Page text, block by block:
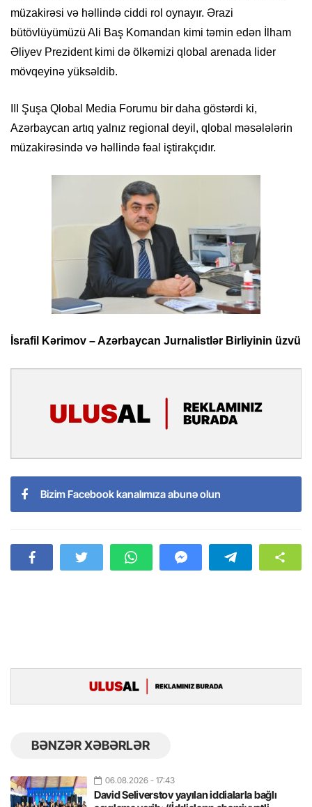
müzakirəsi və həllində ciddi rol oynayır. Ərazi
bütövlüyümüzü Ali Baş Komandan kimi təmin edən İlham
Əliyev Prezident kimi də ölkəmizi qlobal arenada lider
mövqeyinə yüksəldib.
III Şuşa Qlobal Media Forumu bir daha göstərdi ki,
Azərbaycan artıq yalnız regional deyil, qlobal məsələlərin
müzakirəsində və həllində fəal iştirakçıdır.
İsrafil Kərimov – Azərbaycan Jurnalistlər Birliyinin üzvü
Bizim Facebook kanalımıza abunə olun
BƏNZƏR XƏBƏRLƏR
06.08.2026 - 17:43
David Seliverstov yayılan iddialarla bağlı